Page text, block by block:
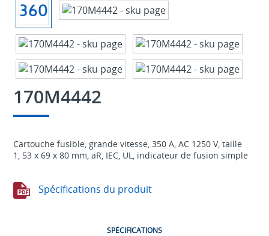
170M4442
Cartouche fusible, grande vitesse, 350 A, AC 1250 V, taille
1, 53 x 69 x 80 mm, aR, IEC, UL, indicateur de fusion simple
Spécifications du produit
SPÉCIFICATIONS